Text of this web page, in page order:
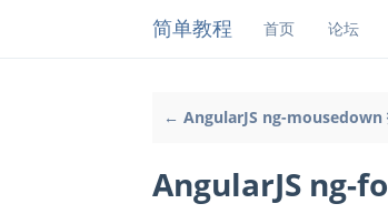
简单教程 首页 论坛
← AngularJS ng-mousedown
AngularJS ng-